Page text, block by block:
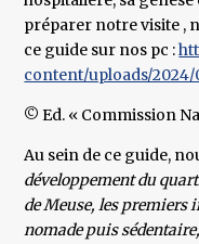
préparer notre visite ,
ce guide sur nos pc :
content/uploads/
© Ed. « Commission
Au sein de ce guide,
développement du
de Meuse, les premiers
nomade puis